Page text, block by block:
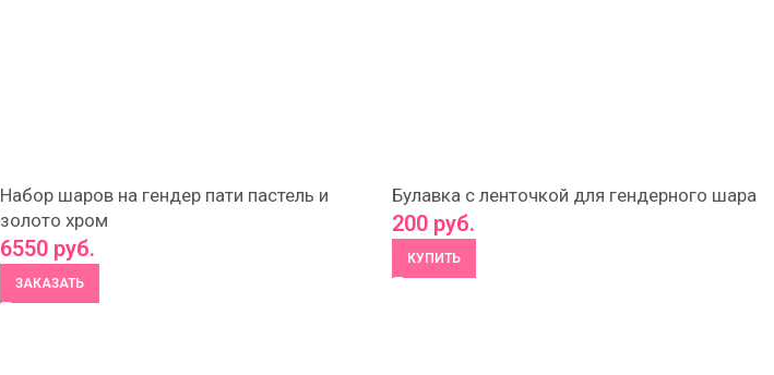
Набор шаров на гендер пати пастель и
золото хром
6550руб.
ЗАКАЗАТЬ
Булавка с ленточкой для гендерного шара
200 руб.
КУПИТЬ